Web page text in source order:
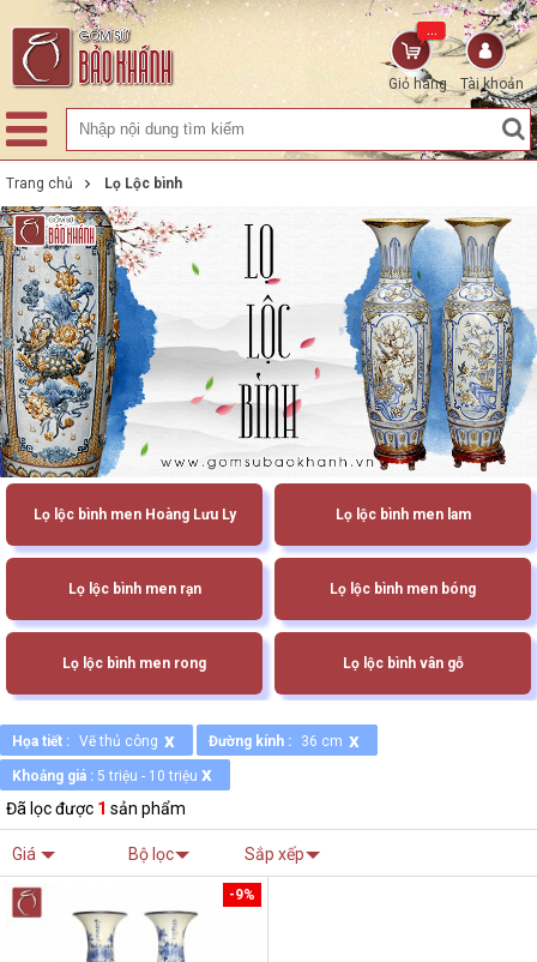
Tài khoản
Giỏ hàng
...
Trang chủ Lọ Lộc bình
Lọ lộc bình men Hoàng Lưu Ly Lọ lộc bình men lam
Lọ lộc bình men rạn Lọ lộc bình men bóng
Lọ lộc bình men rong Lọ lộc bình vân gỗ
Họa tiết : Vẽ thủ công x Đường kính : 36 cm x
Khoảng giá : 5 triệu - 10 triệu x
Đã lọc được 1 sản phẩm
Giá Bộ lọc Sắp xếp
-9%